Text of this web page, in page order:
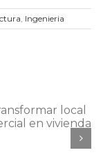
Ingenieria
Descubre la
arquitectura